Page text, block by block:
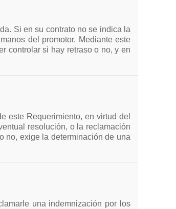
Si en su contrato no se indica la
del promotor. Mediante este
controlar si hay retraso o no, y en
este Requerimiento, en virtud del
resolución, o la reclamación
no, exige la determinación de una
una indemnización por los